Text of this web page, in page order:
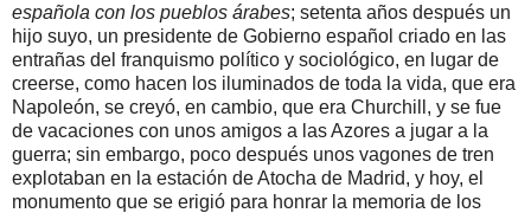
española con los pueblos árabes; setenta años después un
hijo suyo, un presidente de Gobierno español criado en las
entrañas del franquismo político y sociológico, en lugar de
creerse, como hacen los iluminados de toda la vida, que era
Napoleón, se creyó, en cambio, que era Churchill, y se fue
de vacaciones con unos amigos a las Azores a jugar a la
guerra; sin embargo, poco después unos vagones de tren
explotaban en la estación de Atocha de Madrid, y hoy, el
monumento que se erigió para honrar la memoria de los